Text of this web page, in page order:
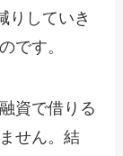
りしていき
です。
資で借りる
せん。結